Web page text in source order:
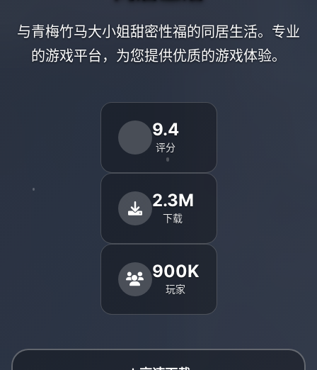
与青梅竹马大小姐甜密性福的同居生活。专业
的游戏平台，为您提供优质的游戏体验。
9.4
评分
2.3M
下载
900K
玩家